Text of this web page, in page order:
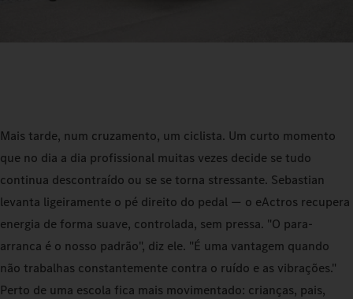
Mais tarde, num cruzamento, um ciclista. Um curto momento
que no dia a dia profissional muitas vezes decide se tudo
continua descontraído ou se se torna stressante. Sebastian
levanta ligeiramente o pé direito do pedal — o eActros recupera
energia de forma suave, controlada, sem pressa. "O para-
arranca é o nosso padrão", diz ele. "É uma vantagem quando
não trabalhas constantemente contra o ruído e as vibrações."
Perto de uma escola fica mais movimentado: crianças, pais,